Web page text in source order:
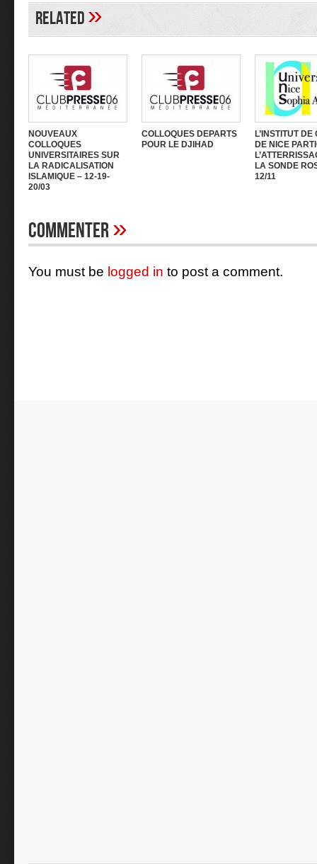
Related»
NOUVEAUX
COLLOQUES
UNIVERSITAIRES SUR
LA RADICALISATION
ISLAMIQUE – 12-19-
20/03
COLLOQUES DEPARTS
POUR LE DJIHAD
L’INSTITUT DE
DE NICE
LA SONDE
12/11
Commenter»
You must be logged in to post a comment.